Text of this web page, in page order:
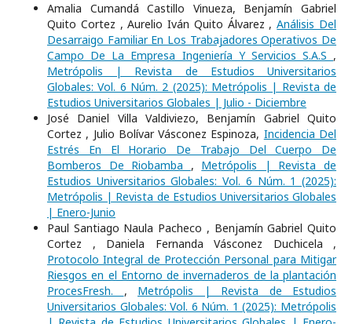
Amalia Cumandá Castillo Vinueza, Benjamín Gabriel
Quito Cortez , Aurelio Iván Quito Álvarez ,Análisis Del
Desarraigo Familiar En Los Trabajadores Operativos De
Campo De La Empresa Ingeniería Y Servicios S.A.S ,
Metrópolis | Revista de Estudios Universitarios
Globales: Vol. 6 Núm. 2 (2025): Metrópolis | Revista de
Estudios Universitarios Globales | Julio - Diciembre
José Daniel Villa Valdiviezo, Benjamín Gabriel Quito
Cortez , Julio Bolívar Vásconez Espinoza, Incidencia Del
Estrés En El Horario De Trabajo Del Cuerpo De
Bomberos De Riobamba , Metrópolis | Revista de
Estudios Universitarios Globales: Vol. 6 Núm. 1 (2025):
Metrópolis | Revista de Estudios Universitarios Globales
| Enero-Junio
Paul Santiago Naula Pacheco , Benjamín Gabriel Quito
Cortez , Daniela Fernanda Vásconez Duchicela ,
Protocolo Integral de Protección Personal para Mitigar
Riesgos en el Entorno de invernaderos de la plantación
ProcesFresh. , Metrópolis | Revista de Estudios
Universitarios Globales: Vol. 6 Núm. 1 (2025): Metrópolis